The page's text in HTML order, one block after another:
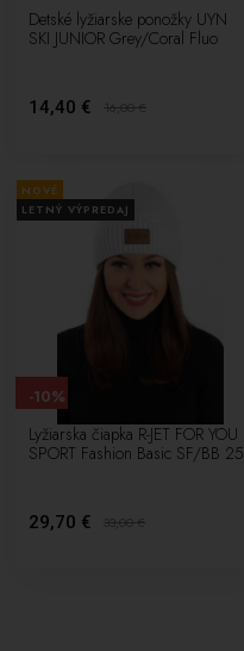
Detské lyžiarske ponožky UYN
SKI JUNIOR Grey/Coral Fluo
14,40 € 16,00€
NOVÉ
LETNÝ VÝPREDAJ
Lyžiarska čiapka R-JET FOR YOU
SPORT Fashion Basic SF/BB 25
29,70 € 33,00€
-10%